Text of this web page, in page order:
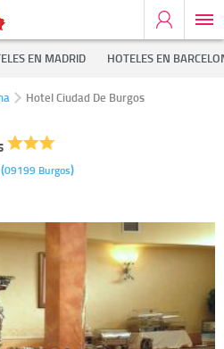
EN MADRID HOTELES EN
Hotel Ciudad De Burgos
(09199 Burgos)